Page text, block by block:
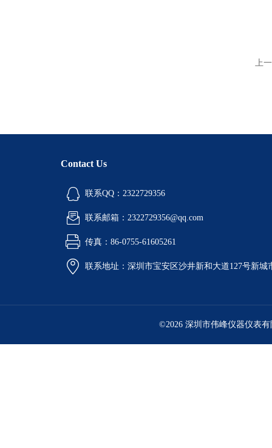
上
Contact Us
联系QQ：2322729356
联系邮箱：2322729356@qq.com
传真：86-0755-61605261
联系地址：深圳市宝安区沙井新和大道127号新城
©2026 深圳市伟峰仪器仪表